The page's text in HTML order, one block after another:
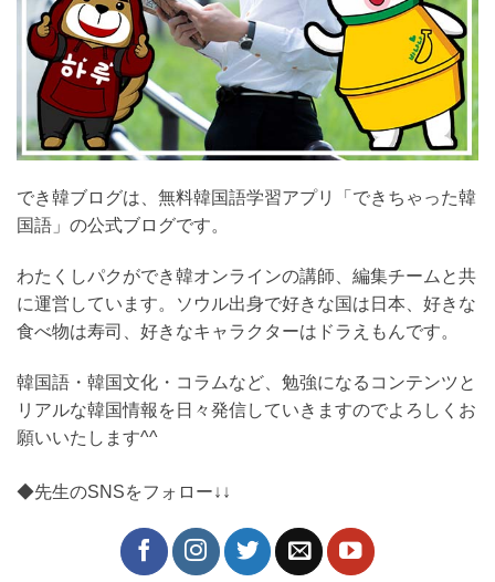
でき韓ブログは、無料韓国語学習アプリ「できちゃった韓
国語」の公式ブログです。
わたくしパクができ韓オンラインの講師、編集チームと共
に運営しています。ソウル出身で好きな国は日本、好きな
食べ物は寿司、好きなキャラクターはドラえもんです。
韓国語・韓国文化・コラムなど、勉強になるコンテンツと
リアルな韓国情報を日々発信していきますのでよろしくお
願いいたします^^
◆先生のSNSをフォロー↓↓